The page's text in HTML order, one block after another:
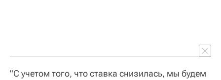
"С учетом того, что ставка снизилась, мы будем